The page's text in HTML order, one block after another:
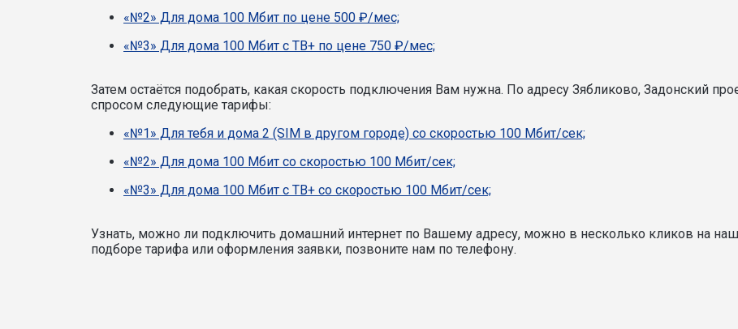
«№2» Для дома 100 Мбит по цене 500 ₽/мес;
«№3» Для дома 100 Мбит с ТВ+ по цене 750 ₽/мес;
Затем остаётся подобрать, какая скорость подключения Вам нужна. По адресу Зябликово, Задонский
спросом следующие тарифы:
«№1» Для тебя и дома 2 (SIM в другом городе) со скоростью 100 Мбит/сек;
«№2» Для дома 100 Мбит со скоростью 100 Мбит/сек;
«№3» Для дома 100 Мбит с ТВ+ со скоростью 100 Мбит/сек;
Узнать, можно ли подключить домашний интернет по Вашему адресу, можно в несколько кликов на
подборе тарифа или оформления заявки, позвоните нам по телефону.